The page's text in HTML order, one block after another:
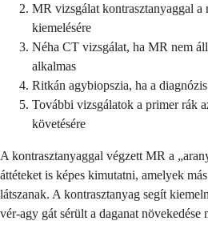
MR vizsgálat kontrasztanyaggal a
kiemelésére
Néha CT vizsgálat, ha MR nem
alkalmas
Ritkán agybiopszia, ha a
További vizsgálatok a primer rák
követésére
A kontrasztanyaggal végzett MR a
áttéteket is képes kimutatni, amelyek
látszanak. A kontrasztanyag segít
vér-agy gát sérült a daganat növekedése